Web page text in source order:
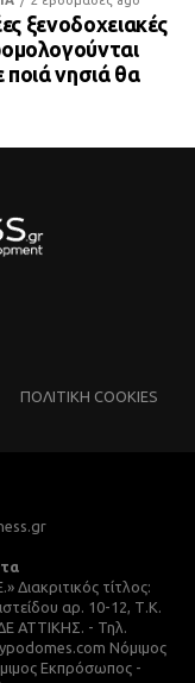
ξενοδοχειακές
ποιά νησιά θα
ΠΟΛΙΤΙΚΗ COOKIES
Διακριτικός τίτλος:
αρ. 10-12, Τ.Κ.
ΑΤΤΙΚΗΣ. - Τηλ.
Νόμιμος
Εκπρόσωπος -